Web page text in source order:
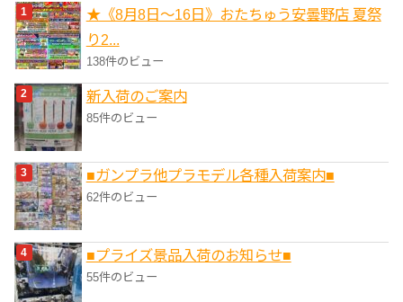
ー
★《8月8日～16日》おたちゅう安曇野店 夏祭
り2...
138件のビュー
新入荷のご案内
85件のビュー
■ガンプラ他プラモデル各種入荷案内■
62件のビュー
■プライズ景品入荷のお知らせ■
55件のビュー